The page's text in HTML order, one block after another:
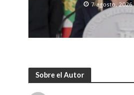
7 agosto, 2026
Sobre el Autor